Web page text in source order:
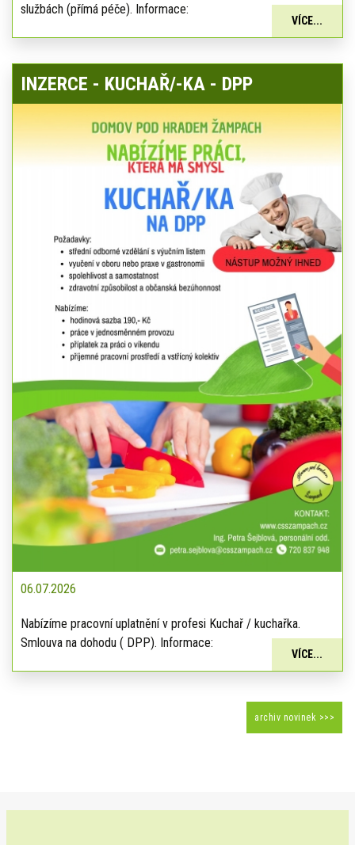
službách (přímá péče). Informace:
VÍCE...
INZERCE - KUCHAŘ/-KA - DPP
06.07.2026
Nabízíme pracovní uplatnění v profesi Kuchař / kuchařka.
Smlouva na dohodu ( DPP). Informace:
VÍCE...
archiv novinek >>>